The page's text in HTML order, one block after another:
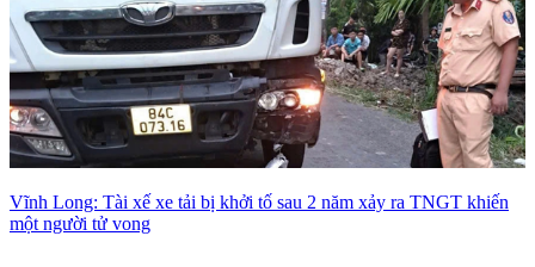
Vĩnh Long: Tài xế xe tải bị khởi tố sau 2 năm xảy ra TNGT khiến
một người tử vong